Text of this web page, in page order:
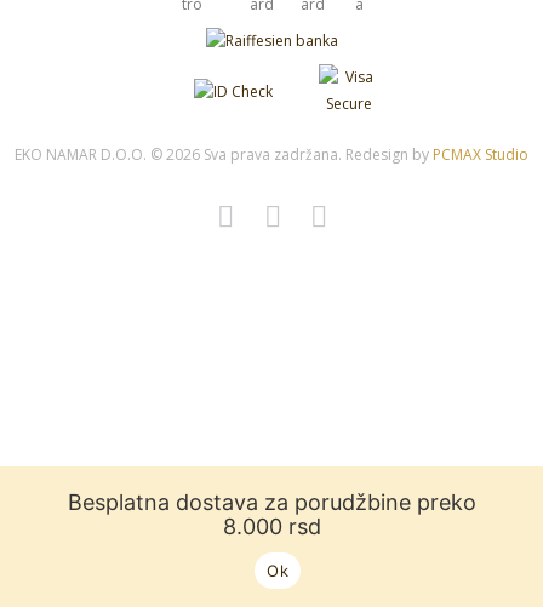
EKO NAMAR D.O.O. © 2026 Sva prava zadržana. Redesign by PCMAX Studio
Besplatna dostava za porudžbine preko
8.000 rsd
Ok